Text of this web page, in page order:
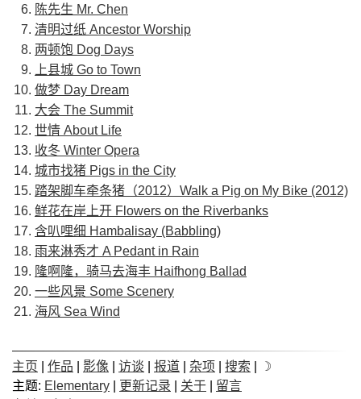
陈先生 Mr. Chen
清明过纸 Ancestor Worship
两顿饱 Dog Days
上县城 Go to Town
做梦 Day Dream
大会 The Summit
世情 About Life
收冬 Winter Opera
城市找猪 Pigs in the City
踏架脚车牵条猪（2012）Walk a Pig on My Bike (2012)
鲜花在岸上开 Flowers on the Riverbanks
含叭哩细 Hambalisay (Babbling)
雨来淋秀才 A Pedant in Rain
隆啊隆，骑马去海丰 Haifhong Ballad
一些风景 Some Scenery
海风 Sea Wind
主页 作品 影像 访谈 报道 杂项 搜索
☽
主题: Elementary 更新记录 关于
留言